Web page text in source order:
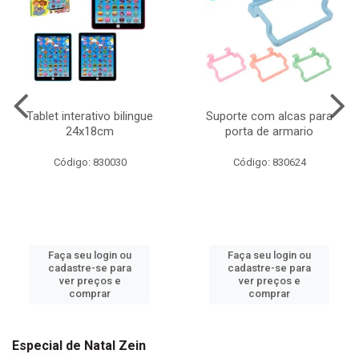
Tablet interativo bilingue
24x18cm
Código: 830030
Faça seu login ou
cadastre-se para
ver preços e
comprar
Suporte com alcas para
porta de armario
Código: 830624
Faça seu login ou
cadastre-se para
ver preços e
comprar
Especial de Natal Zein